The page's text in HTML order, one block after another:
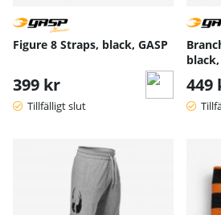
Figure 8 Straps, black, GASP
399 kr
Tillfälligt slut
black,
449